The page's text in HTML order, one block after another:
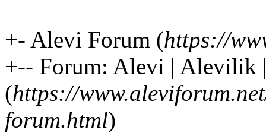
+- Alevi Forum (https://
+-- Forum: Alevi | Alevilik
(https://
forum.html)